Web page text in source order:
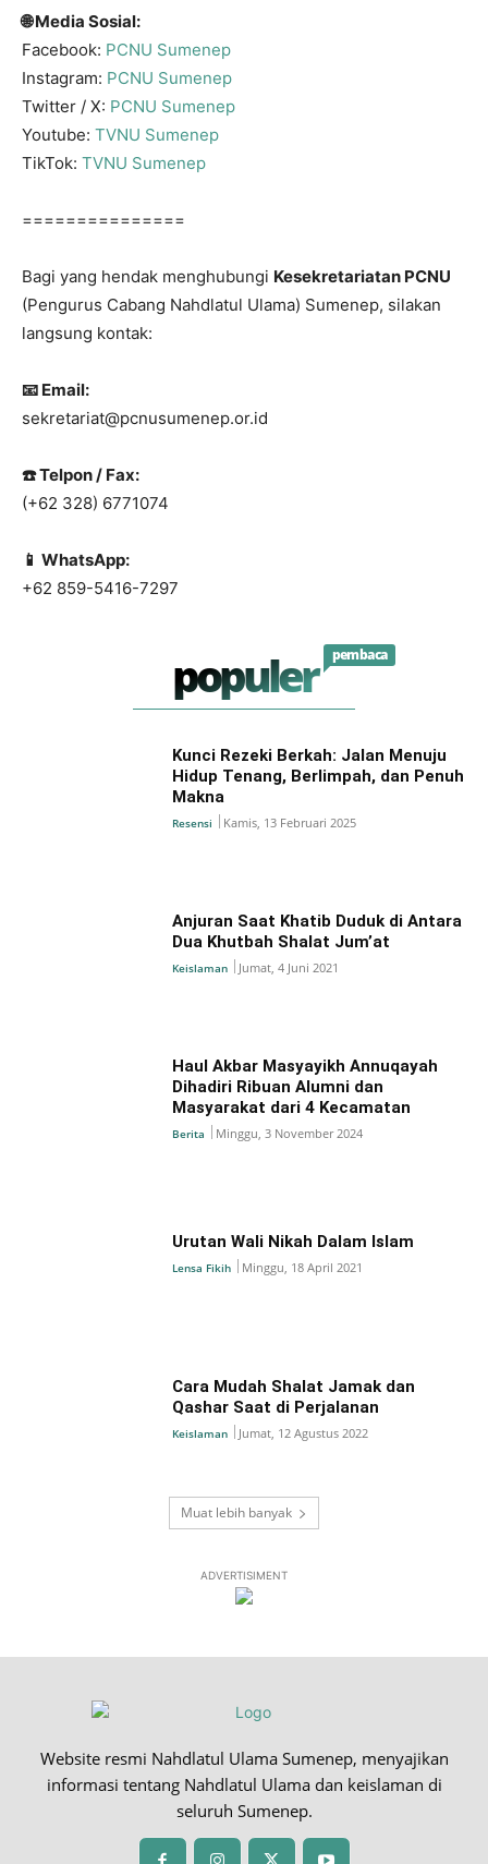
🌐Media Sosial:
Facebook: PCNU Sumenep
Instagram: PCNU Sumenep
Twitter / X: PCNU Sumenep
Youtube: TVNU Sumenep
TikTok: TVNU Sumenep
===============
Bagi yang hendak menghubungi Kesekretariatan PCNU
(Pengurus Cabang Nahdlatul Ulama) Sumenep, silakan
langsung kontak:
📧 Email:
sekretariat@pcnusumenep.or.id
☎️Telpon / Fax:
(+62 328) 6771074
📱 WhatsApp:
+62 859-5416-7297
populer pembaca
Kunci Rezeki Berkah: Jalan Menuju
Hidup Tenang, Berlimpah, dan Penuh
Makna
Resensi Kamis, 13 Februari 2025
Anjuran Saat Khatib Duduk di Antara
Dua Khutbah Shalat Jum’at
Keislaman Jumat, 4 Juni 2021
Haul Akbar Masyayikh Annuqayah
Dihadiri Ribuan Alumni dan
Masyarakat dari 4 Kecamatan
Berita Minggu, 3 November 2024
Urutan Wali Nikah Dalam Islam
Lensa Fikih Minggu, 18 April 2021
Cara Mudah Shalat Jamak dan
Qashar Saat di Perjalanan
Keislaman Jumat, 12 Agustus 2022
Muat lebih banyak
ADVERTISIMENT
Website resmi Nahdlatul Ulama Sumenep, menyajikan
informasi tentang Nahdlatul Ulama dan keislaman di
seluruh Sumenep.